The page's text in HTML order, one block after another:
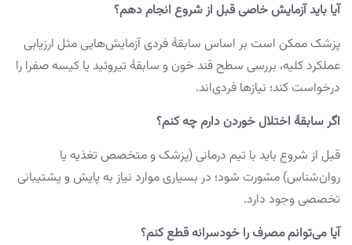
آیا باید آزمایش خاصی قبل از شروع انجام دهم؟
پزشک ممکن است بر اساس سابقهٔ فردی آزمایش‌هایی مثل ارزیابی
عملکرد کلیه، بررسی سطح قند خون و سابقهٔ تیروئید یا کیسه صفرا را
درخواست کند؛ نیازها فردی‌اند.
اگر سابقهٔ اختلال خوردن دارم چه کنم؟
قبل از شروع باید با تیم درمانی (پزشک و متخصص تغذیه یا
روان‌شناس) مشورت شود؛ در بسیاری موارد نیاز به پایش و پشتیبانی
تخصصی وجود دارد.
آیا می‌توانم مصرف را خودسرانه قطع کنم؟